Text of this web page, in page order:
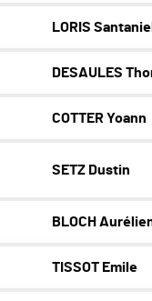
LORIS
DESAULES
COTTER Yoann
SETZ Dustin
BLOCH
TISSOT Emile